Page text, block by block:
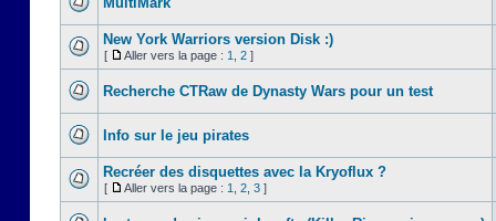
New York Warriors version Disk :)
[ Aller vers la page : 1 2 ]
Recherche CTRaw de Dynasty Wars pour un test
Info sur le jeu pirates
Recréer des disquettes avec la Kryoflux ?
[ Aller vers la page : 1 2 3 ]